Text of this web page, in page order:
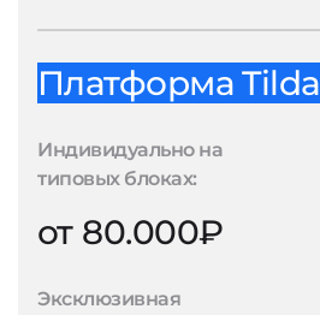
Платформа Tilda
Индивидуально на
типовых блоках:
от 80.000₽
Эксклюзивная